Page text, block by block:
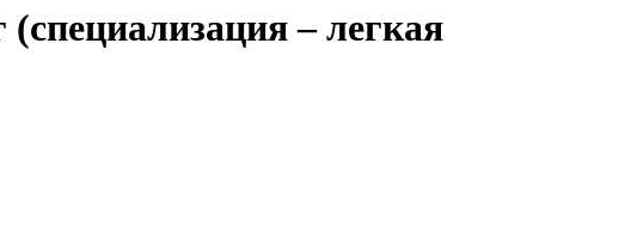
– легкая